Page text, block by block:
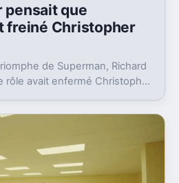
pensait que
freiné Christopher
de Superman, Richard
rôle avait enfermé Christopher